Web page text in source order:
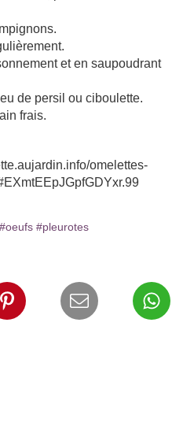
et en saupoudrant
de persil ou ciboulette.
frais.
omelettes-
#oeufs #pleurotes